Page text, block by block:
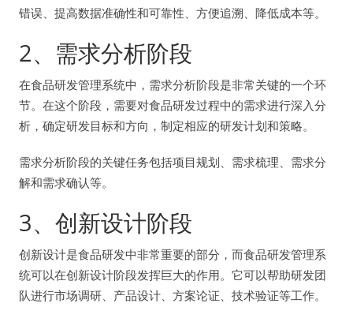
错误、提高数据准确性和可靠性、方便追溯、降低成本等。
2、需求分析阶段
在食品研发管理系统中，需求分析阶段是非常关键的一个环
节。在这个阶段，需要对食品研发过程中的需求进行深入分
析，确定研发目标和方向，制定相应的研发计划和策略。
需求分析阶段的关键任务包括项目规划、需求梳理、需求分
解和需求确认等。
3、创新设计阶段
创新设计是食品研发中非常重要的部分，而食品研发管理系
统可以在创新设计阶段发挥巨大的作用。它可以帮助研发团
队进行市场调研、产品设计、方案论证、技术验证等工作。